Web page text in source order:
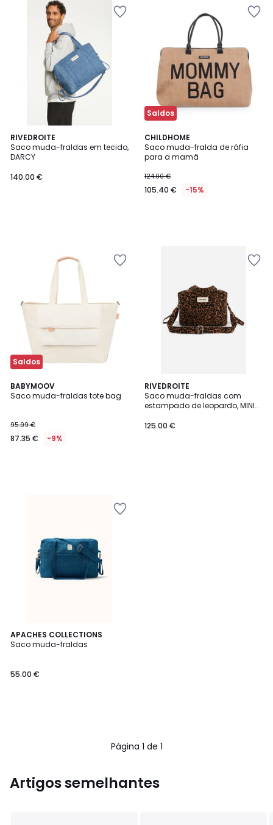
RIVEDROITE
Saco muda-fraldas em tecido,
DARCY
140.00 €
Saldos
CHILDHOME
Saco muda-fralda de ráfia
para a mamã
124.00 €
105.40 € -15%
Saldos
BABYMOOV
Saco muda-fraldas tote bag
95.99 €
87.35 € -9%
RIVEDROITE
Saco muda-fraldas com
estampado de leopardo, MINI
125.00 €
APACHES COLLECTIONS
Saco muda-fraldas
55.00 €
Página 1 de 1
Artigos semelhantes